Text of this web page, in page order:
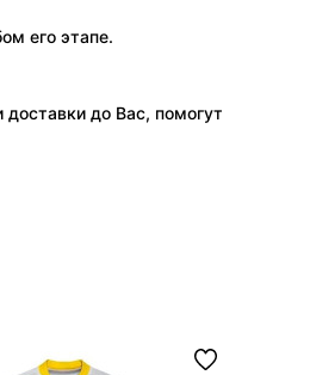
его этапе.
до Вас, помогут